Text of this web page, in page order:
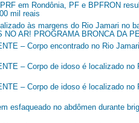
em Rondônia, PF e BPFRON
mil reais
às margens do Rio Jamari no
AR! PROGRAMA BRONCA DA
– Corpo encontrado no Rio
– Corpo de idoso é localizado no
– Corpo de idoso é localizado no
esfaqueado no abdômen durante